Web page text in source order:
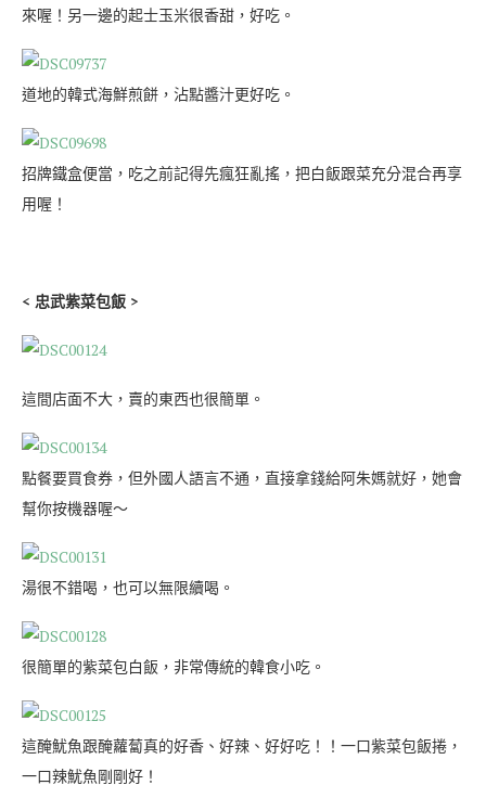
來喔！另一邊的起士玉米很香甜，好吃。
道地的韓式海鮮煎餅，沾點醬汁更好吃。
招牌鐵盒便當，吃之前記得先瘋狂亂搖，把白飯跟菜充分混合再享
用喔！
< 忠武紫菜包飯 >
這間店面不大，賣的東西也很簡單。
點餐要買食券，但外國人語言不通，直接拿錢給阿朱媽就好，她會
幫你按機器喔～
湯很不錯喝，也可以無限續喝。
很簡單的紫菜包白飯，非常傳統的韓食小吃。
這醃魷魚跟醃蘿蔔真的好香、好辣、好好吃！！一口紫菜包飯捲，
一口辣魷魚剛剛好！